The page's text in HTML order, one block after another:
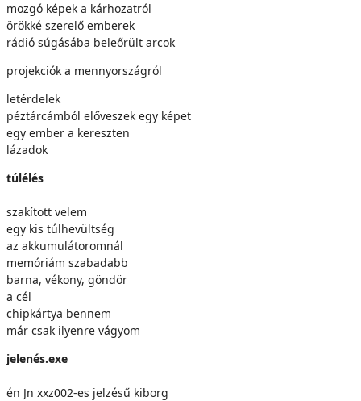
mozgó képek a kárhozatról
örökké szerelő emberek
rádió súgásába beleőrült arcok
projekciók a mennyországról
letérdelek
péztárcámból előveszek egy képet
egy ember a kereszten
lázadok
túlélés
szakított velem
egy kis túlhevültség
az akkumulátoromnál
memóriám szabadabb
barna, vékony, göndör
a cél
chipkártya bennem
már csak ilyenre vágyom
jelenés.exe
én Jn xxz002-es jelzésű kiborg